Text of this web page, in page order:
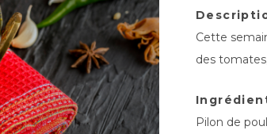
Cette
des
Pilon de